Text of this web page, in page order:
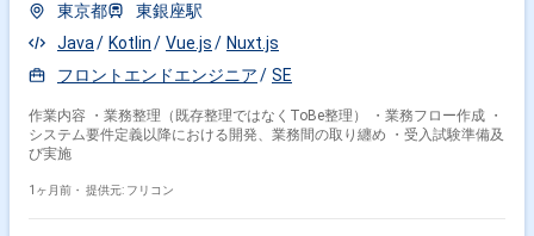
東京都
東銀座駅
Java
Kotlin Vue.js
Nuxt.js
フロントエンドエンジニア
SE
作業内容 ・業務整理（既存整理ではなくToBe整理） ・業務フロー作成 ・
システム要件定義以降における開発、業務間の取り纏め ・受入試験準備及
び実施
1ヶ月前・ 提供元: フリコン